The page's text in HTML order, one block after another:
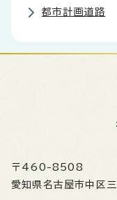
都市計画道路
〒460-8508
愛知県名古屋市中区